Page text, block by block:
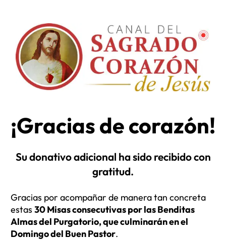
¡Gracias de corazón!
Su donativo adicional ha sido recibido con
gratitud.
Gracias por acompañar de manera tan concreta
estas 30 Misas consecutivas por las Benditas
Almas del Purgatorio, que culminarán en el
Domingo del Buen Pastor.